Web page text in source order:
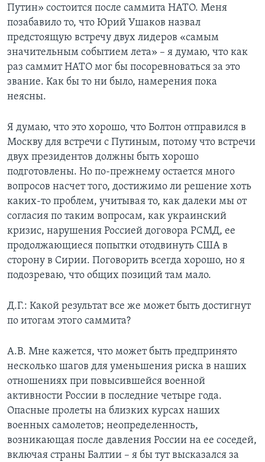
Путин» состоится после саммита НАТО. Меня
позабавило то, что Юрий Ушаков назвал
предстоящую встречу двух лидеров «самым
значительным событием лета» – я думаю, что как
раз саммит НАТО мог бы посоревноваться за это
звание. Как бы то ни было, намерения пока
неясны.
Я думаю, что это хорошо, что Болтон отправился в
Москву для встречи с Путиным, потому что встречи
двух президентов должны быть хорошо
подготовлены. Но по-прежнему остается много
вопросов насчет того, достижимо ли решение хоть
каких-то проблем, учитывая то, как далеки мы от
согласия по таким вопросам, как украинский
кризис, нарушения Россией договора РСМД, ее
продолжающиеся попытки отодвинуть США в
сторону в Сирии. Поговорить всегда хорошо, но я
подозреваю, что общих позиций там мало.
Д.Г.: Какой результат все же может быть достигнут
по итогам этого саммита?
А.В. Мне кажется, что может быть предпринято
несколько шагов для уменьшения риска в наших
отношениях при повысившейся военной
активности России в последние четыре года.
Опасные пролеты на близких курсах наших
военных самолетов; неопределенность,
возникающая после давления России на ее соседей,
включая страны Балтии – я бы тут высказался за